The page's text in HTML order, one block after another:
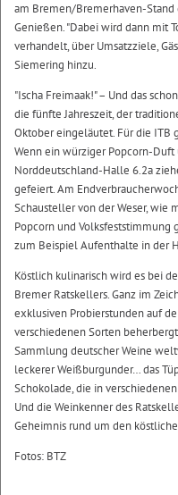
am Bremen/Bremerhaven-
Genießen. "Dabei wird dann mit
verhandelt, über Umsatzziele,
Siemering hinzu.
"Ischa Freimaak!" – Und das
die fünfte Jahreszeit, der
Oktober eingeläutet. Für die ITB
Wenn ein würziger Popcorn-
Norddeutschland-Halle 6.2a
gefeiert. Am
Schausteller von der Weser, wie
Popcorn und Volksfeststimmung
zum Beispiel Aufenthalte in der
Köstlich kulinarisch wird es bei
Bremer Ratskellers. Ganz im
exklusiven Probierstunden auf
verschiedenen Sorten
Sammlung deutscher Weine
leckerer Weißburgunder… das
Schokolade, die in
Und die Weinkenner des
Geheimnis rund um den
Fotos: BTZ